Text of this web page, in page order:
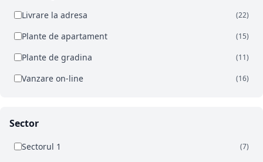
Livrare la adresa (22)
Plante de apartament (15)
Plante de gradina (11)
Vanzare on-line (16)
Sector
Sectorul 1 (7)